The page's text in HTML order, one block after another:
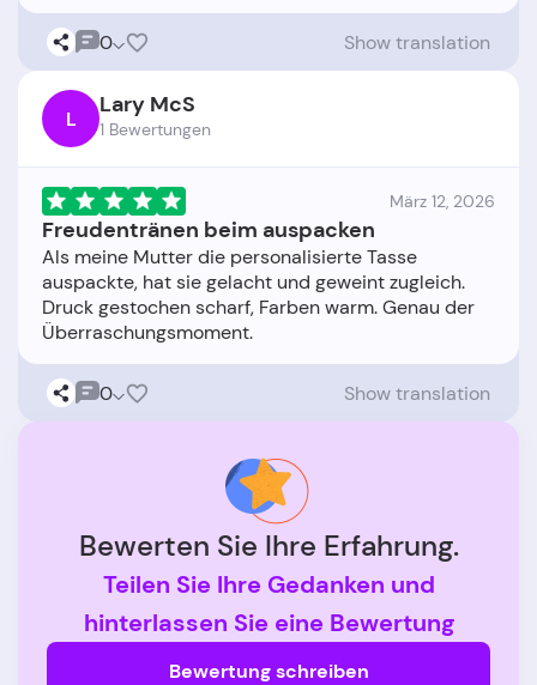
0 Show translation
L Lary McS
1 Bewertungen
März 12, 2026
Freudentränen beim auspacken
Als meine Mutter die personalisierte Tasse
auspackte, hat sie gelacht und geweint zugleich.
Druck gestochen scharf, Farben warm. Genau der
0 Show translation
Bewerten Sie Ihre Erfahrung.
Teilen Sie Ihre Gedanken und
hinterlassen Sie eine Bewertung
Bewertung schreiben